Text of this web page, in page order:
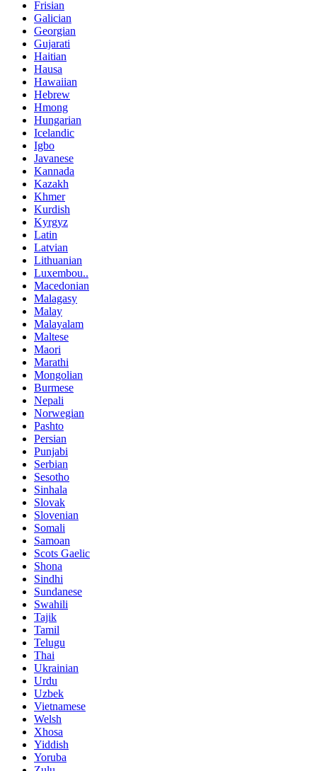
Frisian
Galician
Georgian
Gujarati
Haitian
Hausa
Hawaiian
Hebrew
Hmong
Hungarian
Icelandic
Igbo
Javanese
Kannada
Kazakh
Khmer
Kurdish
Kyrgyz
Latin
Latvian
Lithuanian
Luxembou..
Macedonian
Malagasy
Malay
Malayalam
Maltese
Maori
Marathi
Mongolian
Burmese
Nepali
Norwegian
Pashto
Persian
Punjabi
Serbian
Sesotho
Sinhala
Slovak
Slovenian
Somali
Samoan
Scots Gaelic
Shona
Sindhi
Sundanese
Swahili
Tajik
Tamil
Telugu
Thai
Ukrainian
Urdu
Uzbek
Vietnamese
Welsh
Xhosa
Yiddish
Yoruba